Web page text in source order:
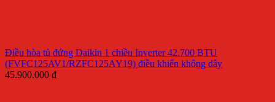
Điều hòa tủ đứng Daikin 1 chiều Inverter 42.700 BTU
(FVFC125AV1/RZFC125AY19) điều khiển không dây
45.900.000 ₫